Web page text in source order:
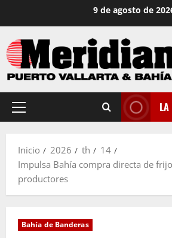
contenido
9 de agosto de
Menú
LA
Inicio 2026 th
14
Impulsa Bahía compra directa de
productores
Bahía de Banderas